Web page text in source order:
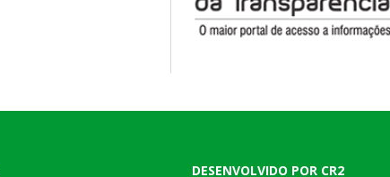
DESENVOLVIDO POR CR2